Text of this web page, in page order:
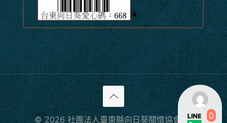
0
© 2026 社團法人臺東縣向日葵關懷協會 All